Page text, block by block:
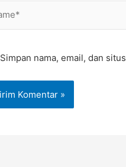
Simpan nama, email, dan